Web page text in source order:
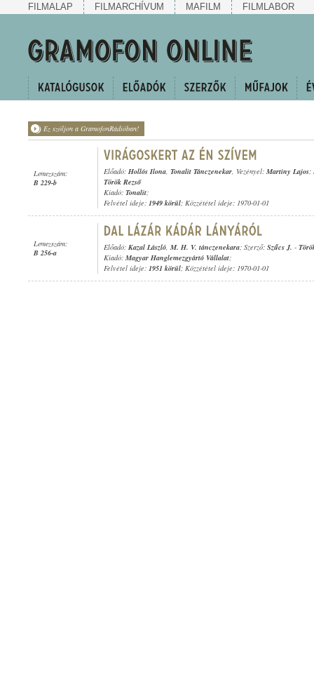
FILMALAP FILMARCHÍVUM MAFILM FILMLABOR
Ez szóljon a GramofonRádióban!
Lemezszám:
B 229-b
Előadó: Hollós Ilona, Tonalit Tánczenekar, Vezényel: Martiny Lajos;
Török Rezső
Kiadó: Tonalit;
Felvétel ideje: 1949 körül; Közzététel ideje: 1970-01-01
Lemezszám:
B 256-a
Előadó: Kazal László, M. H. V. tánczenekara; Szerző: Szűcs J. -
Kiadó: Magyar Hanglemezgyártó Vállalat;
Felvétel ideje: 1951 körül; Közzététel ideje: 1970-01-01